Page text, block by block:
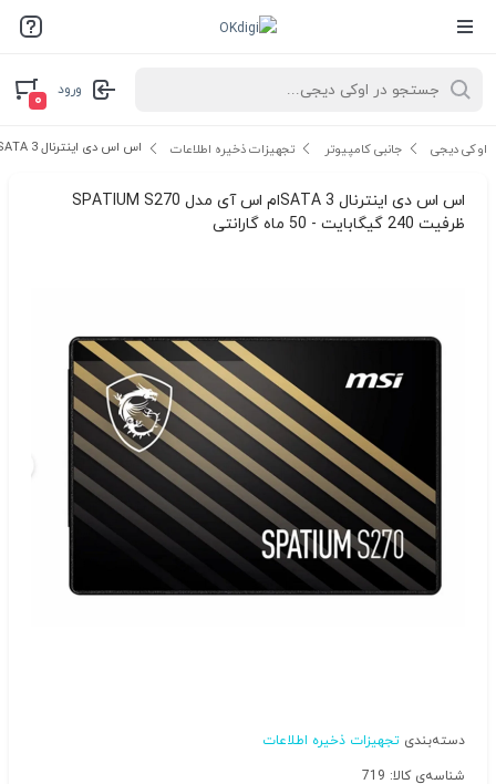
ورود
۰
اوکی دیجی جانبی کامپیوتر تجهیزات ذخیره اطلاعات اس اس دی اینترنال SATA 3ام اس آی مدل SPATIUM S270 ظرفیت 240 گیگابایت - 50 ماه گارانتی
اس اس دی اینترنال SATA 3ام اس آی مدل SPATIUM S270
ظرفیت 240 گیگابایت - 50 ماه گارانتی
دسته‌بندی تجهیزات ذخیره اطلاعات
شناسه‌ی کالا: 719